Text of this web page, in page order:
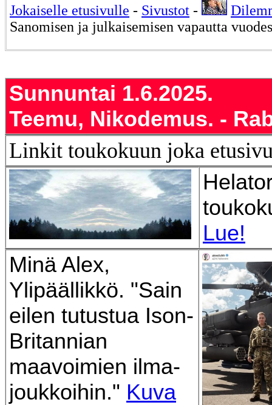
Jokaiselle etusivulle - Sivustot -
Sanomisen ja julkaisemisen vapautta
Sunnuntai 1.6.2025.
Teemu, Nikodemus. -
Linkit toukokuun joka
Lue!
Minä Alex,
Ylipäällikkö. "Sain
eilen tutustua Ison-
Britannian
maavoimien ilma-
joukkoihin." Kuva